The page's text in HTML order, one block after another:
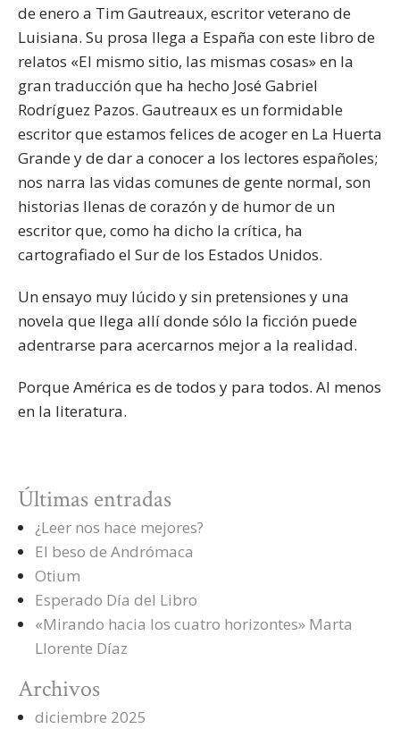
de enero a Tim Gautreaux, escritor veterano de
Luisiana. Su prosa llega a España con este libro de
relatos «El mismo sitio, las mismas cosas» en la
gran traducción que ha hecho José Gabriel
Rodríguez Pazos. Gautreaux es un formidable
escritor que estamos felices de acoger en La Huerta
Grande y de dar a conocer a los lectores españoles;
nos narra las vidas comunes de gente normal, son
historias llenas de corazón y de humor de un
escritor que, como ha dicho la crítica, ha
cartografiado el Sur de los Estados Unidos.
Un ensayo muy lúcido y sin pretensiones y una
novela que llega allí donde sólo la ficción puede
adentrarse para acercarnos mejor a la realidad.
Porque América es de todos y para todos. Al menos
en la literatura.
Últimas entradas
¿Leer nos hace mejores?
El beso de Andrómaca
Otium
Esperado Día del Libro
«Mirando hacia los cuatro horizontes» Marta
Llorente Díaz
Archivos
diciembre 2025